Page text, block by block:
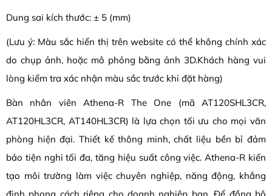
Dung sai kích thước: ± 5 (mm)
(Lưu ý: Màu sắc hiển thị trên website có thể không chính xác
do chụp ảnh, hoặc mô phỏng bằng ảnh 3D.Khách hàng vui
lòng kiểm tra xác nhận màu sắc trước khi đặt hàng)
Bàn nhân viên Athena-R The One (mã AT120SHL3CR,
AT120HL3CR, AT140HL3CR) là lựa chọn tối ưu cho mọi văn
phòng hiện đại. Thiết kế thông minh, chất liệu bền bỉ đảm
bảo tiện nghi tối đa, tăng hiệu suất công việc. Athena-R kiến
tạo môi trường làm việc chuyên nghiệp, năng động, khẳng